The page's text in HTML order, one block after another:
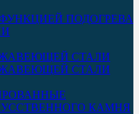
ПОДОГРЕВА
СТАЛИ
СТАЛИ
КАМНЯ